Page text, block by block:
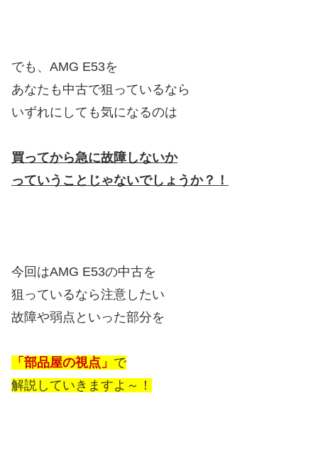
でも、AMG E53を
あなたも中古で狙っているなら
いずれにしても気になるのは
買ってから急に故障しないか
っていうことじゃないでしょうか？！
今回はAMG E53の中古を
狙っているなら注意したい
故障や弱点といった部分を
「部品屋の視点」 で
解説していきますよ～！